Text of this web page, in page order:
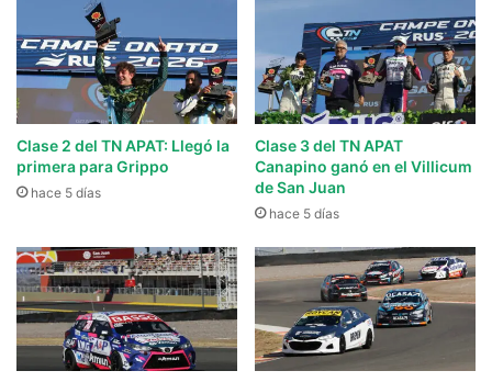
Clase 2 del TN APAT: Llegó la
primera para Grippo
hace 5 días
Clase 3 del TN APAT
Canapino ganó en el Villicum
de San Juan
hace 5 días